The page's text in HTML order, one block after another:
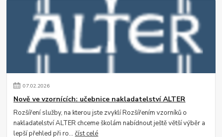
07.02.2026
Nově ve vzornících: učebnice nakladatelství ALTER
Rozšíření služby, na kterou jste zvyklí Rozšířením vzorníků o
nakladatelství ALTER chceme školám nabídnout ještě větší výběr a
lepší přehled při ro...číst celé